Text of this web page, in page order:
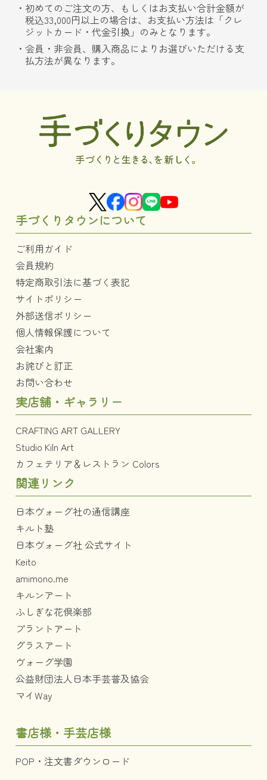
初めてのご注文の方、もしくはお支払い合計金額が
税込33,000円以上の場合は、お支払い方法は「クレ
ジットカード・代金引換」のみとなります。
会員・非会員、購入商品によりお選びいただける支
払方法が異なります。
手づくりタウンについて
ご利用ガイド
会員規約
特定商取引法に基づく表記
サイトポリシー
外部送信ポリシー
個人情報保護について
会社案内
お詫びと訂正
お問い合わせ
実店舗・ギャラリー
CRAFTING ART GALLERY
Studio Kiln Art
カフェテリア＆レストラン Colors
関連リンク
日本ヴォーグ社の通信講座
キルト塾
日本ヴォーグ社 公式サイト
Keito
amimono.me
キルンアート
ふしぎな花倶楽部
プラントアート
グラスアート
ヴォーグ学園
公益財団法人日本手芸普及協会
マイWay
書店様・手芸店様
POP・注文書ダウンロード